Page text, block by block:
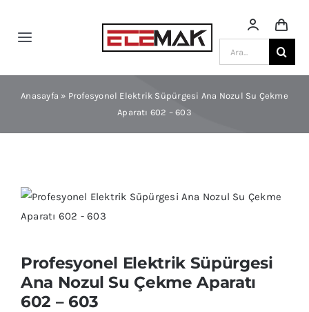
Toggle
Anasayfa
Mağaza
Sektörlere Göre
Katalog
Ara:
Anasayfa » Profesyonel Elektrik Süpürgesi Ana Nozul Su Çekme
Aparatı 602 – 603
Profesyonel Elektrik Süpürgesi
Ana Nozul Su Çekme Aparatı
602 – 603